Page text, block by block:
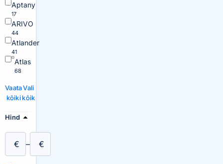
Aptany
17
ARIVO
44
Atlander
41
Atlas
68
Vaata
kõiki
Vali
kõik
Hind
€ – €